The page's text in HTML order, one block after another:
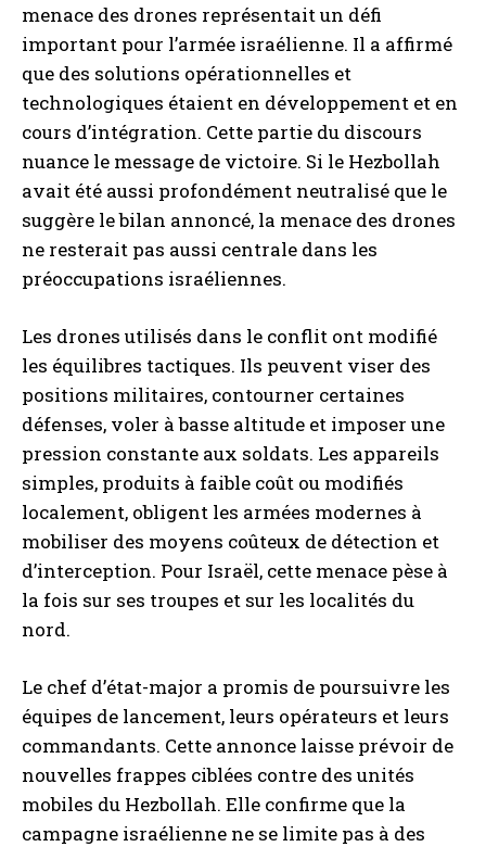
menace des drones représentait un défi
important pour l’armée israélienne. Il a affirmé
que des solutions opérationnelles et
technologiques étaient en développement et en
cours d’intégration. Cette partie du discours
nuance le message de victoire. Si le Hezbollah
avait été aussi profondément neutralisé que le
suggère le bilan annoncé, la menace des drones
ne resterait pas aussi centrale dans les
préoccupations israéliennes.
Les drones utilisés dans le conflit ont modifié
les équilibres tactiques. Ils peuvent viser des
positions militaires, contourner certaines
défenses, voler à basse altitude et imposer une
pression constante aux soldats. Les appareils
simples, produits à faible coût ou modifiés
localement, obligent les armées modernes à
mobiliser des moyens coûteux de détection et
d’interception. Pour Israël, cette menace pèse à
la fois sur ses troupes et sur les localités du
nord.
Le chef d’état-major a promis de poursuivre les
équipes de lancement, leurs opérateurs et leurs
commandants. Cette annonce laisse prévoir de
nouvelles frappes ciblées contre des unités
mobiles du Hezbollah. Elle confirme que la
campagne israélienne ne se limite pas à des